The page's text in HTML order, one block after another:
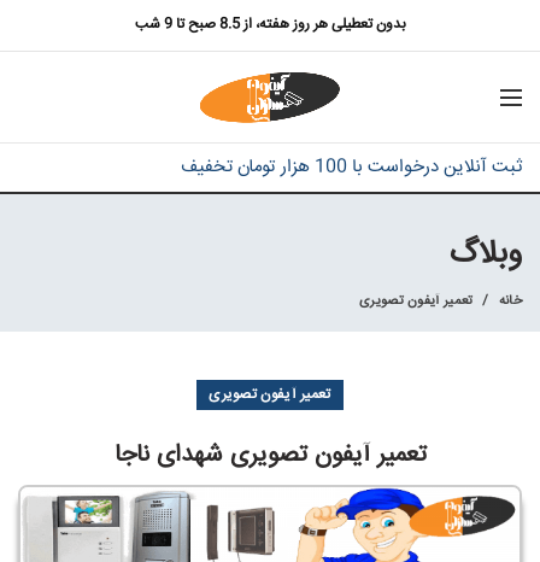
بدون تعطیلی هر روز هفته، از 8.5 صبح تا 9 شب
ثبت آنلاین درخواست با 100 هزار تومان تخفیف
وبلاگ
خانه تعمیر آیفون تصویری
تعمیر آیفون تصویری
تعمیر آیفون تصویری شهدای ناجا